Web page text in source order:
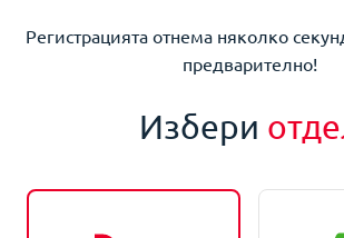
Регистрацията отнема няколко
предварително!
Избери